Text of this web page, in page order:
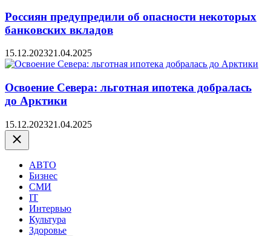
Россиян предупредили об опасности некоторых
банковских вкладов
15.12.202321.04.2025
Освоение Севера: льготная ипотека добралась
до Арктики
15.12.202321.04.2025
Закрыть
АВТО
Бизнес
СМИ
IT
Интервью
Культура
Здоровье